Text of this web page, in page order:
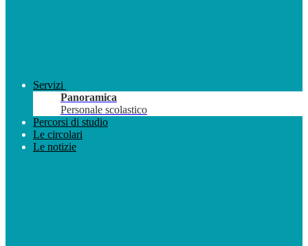
Servizi
Panoramica
Personale scolastico
Percorsi di studio
Le circolari
Le notizie